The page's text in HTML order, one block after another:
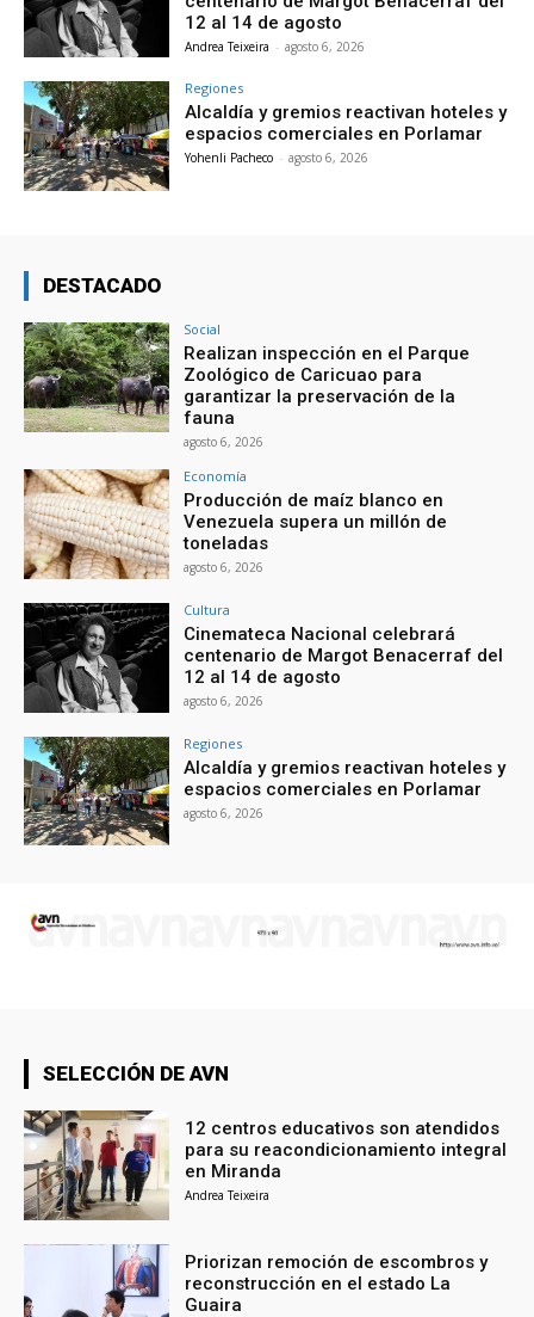
12 al 14 de agosto
Andrea Teixeira - agosto 6, 2026
Regiones
Alcaldía y gremios reactivan hoteles y
espacios comerciales en Porlamar
Yohenli Pacheco - agosto 6, 2026
DESTACADO
Social
Realizan inspección en el Parque
Zoológico de Caricuao para
garantizar la preservación de la
fauna
agosto 6, 2026
Economía
Producción de maíz blanco en
Venezuela supera un millón de
toneladas
agosto 6, 2026
Cultura
Cinemateca Nacional celebrará
centenario de Margot Benacerraf del
12 al 14 de agosto
agosto 6, 2026
Regiones
Alcaldía y gremios reactivan hoteles y
espacios comerciales en Porlamar
agosto 6, 2026
SELECCIÓN DE AVN
12 centros educativos son atendidos
para su reacondicionamiento integral
en Miranda
Andrea Teixeira
Priorizan remoción de escombros y
reconstrucción en el estado La
Guaira